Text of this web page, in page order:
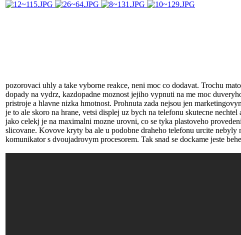
pozorovaci uhly a take vyborne reakce, neni moc co dodavat. Trochu
dopady na vydrz, kazdopadne moznost jejiho vypnuti na me moc
pristroje a hlavne nizka hmotnost. Prohnuta zada nejsou jen
je to ale skoro na hrane, vetsi displej uz bych na telefonu skutecne
jako celekj je na maximalni mozne urovni, co se tyka plastoveho
slicovane. Kovove kryty ba ale u podobne draheho telefonu urcite
komunikator s dvoujadrovym procesorem. Tak snad se dockame jeste